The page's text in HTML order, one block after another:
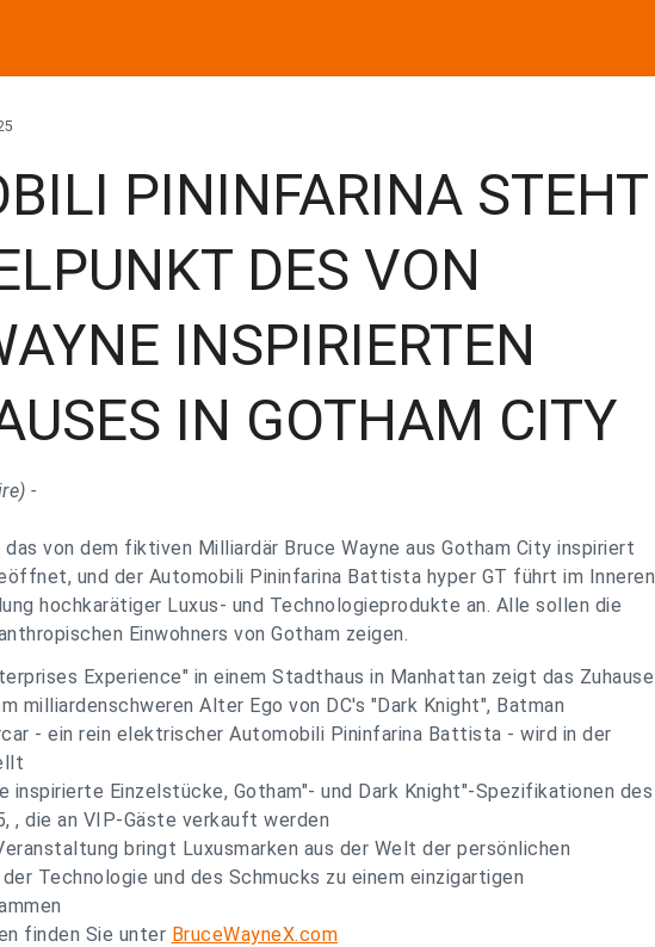
PININFARINA STEHT
DES VON
INSPIRIERTEN
IN GOTHAM CITY
-
von dem fiktiven Milliardär Bruce Wayne aus Gotham City inspiriert
und der Automobili Pininfarina Battista hyper GT führt im Inneren
hochkarätiger Luxus- und Technologieprodukte an. Alle sollen die
Einwohners von Gotham zeigen.
Experience" in einem Stadthaus in Manhattan zeigt das Zuhause
milliardenschweren Alter Ego von DC's "Dark Knight", Batman
- ein rein elektrischer Automobili Pininfarina Battista - wird in der
inspirierte Einzelstücke, Gotham"- und Dark Knight"-Spezifikationen des
, die an VIP-Gäste verkauft werden
bringt Luxusmarken aus der Welt der persönlichen
Technologie und des Schmucks zu einem einzigartigen
finden Sie unter BruceWayneX.com